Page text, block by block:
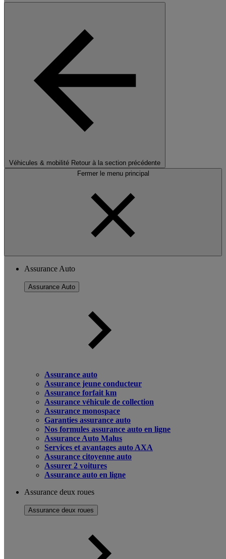
Véhicules & mobilité Retour à la section précédente
Fermer le menu principal
Assurance Auto
Assurance Auto
Assurance auto
Assurance jeune conducteur
Assurance forfait km
Assurance véhicule de collection
Assurance monospace
Garanties assurance auto
Nos formules assurance auto en ligne
Assurance Auto Malus
Services et avantages auto AXA
Assurance citoyenne auto
Assurer 2 voitures
Assurance auto en ligne
Assurance deux roues
Assurance deux roues